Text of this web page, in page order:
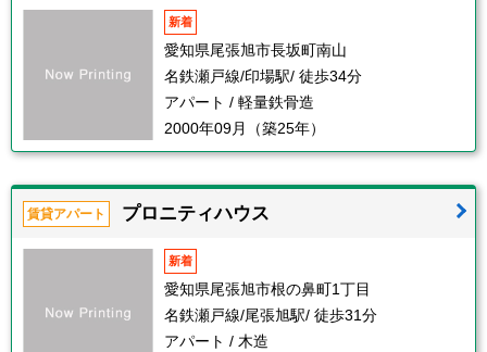
新着
愛知県尾張旭市長坂町南山
名鉄瀬戸線/印場駅/ 徒歩34分
アパート / 軽量鉄骨造
2000年09月（築25年）
賃貸アパート プロニティハウス
新着
愛知県尾張旭市根の鼻町1丁目
名鉄瀬戸線/尾張旭駅/ 徒歩31分
アパート / 木造